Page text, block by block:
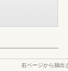
右ページから抽出